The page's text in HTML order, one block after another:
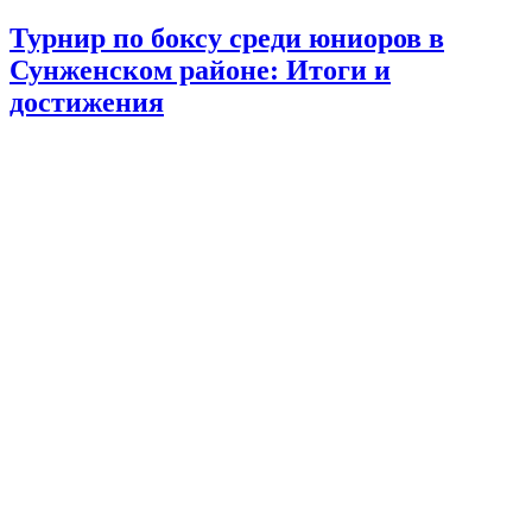
Турнир по боксу среди юниоров в
Сунженском районе: Итоги и
достижения